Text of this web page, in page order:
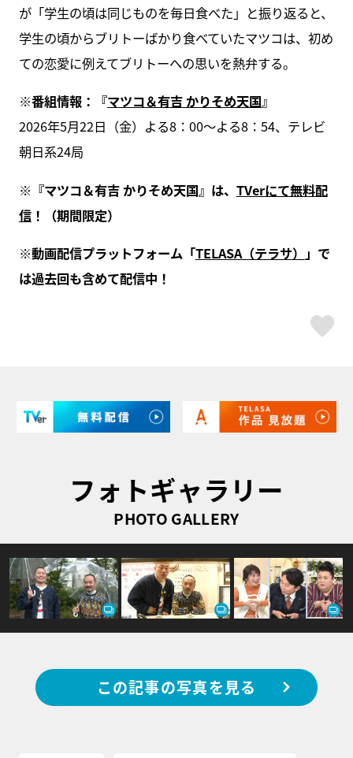
が「学生の頃は同じものを毎日食べた」と振り返ると、
学生の頃からブリトーばかり食べていたマツコは、初め
ての恋愛に例えてブリトーへの思いを熱弁する。
※番組情報：『マツコ＆有吉 かりそめ天国』
2026年5月22日（金）よる8：00～よる8：54、テレビ
朝日系24局
※『マツコ＆有吉 かりそめ天国』は、 TVerにて無料配
信！（期間限定）
※動画配信プラットフォーム「TELASA（テラサ） 」で
は過去回も含めて配信中！
フォトギャラリー
PHOTO GALLERY
この記事の写真を見る